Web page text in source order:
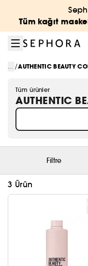
Tüm kağıt
... /AUTHENTIC BEAUTY
Tüm ürünler
AUTHENTIC
Filtre
3 Ürün